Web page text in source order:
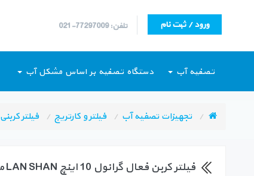
تلفن: 77297009-021 ورود / ثبت نام
تصفیه آب دستگاه تصفیه بر اساس مشکل آب
تجهیزات تصفیه آب فیلتر و کارتریج فیلتر کربنی
فیلتر کربن فعال گرانول 10 اینچ LAN SHAN مدل CXVUDF10